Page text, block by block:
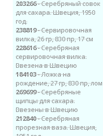
203266- Серебряный совок
для сахара. Швеция, 1950
год.
238819- Сервировочная
вилка, 26 гр, 830 пр, 17 см
228616- Серебряная
сервировочная вилка.
Ввезена в Швецию
184103- Ложка на
рождение, 27 гр, 830 пр, лом
269699- Серебряные
щипцы для сахара.
Ввезены в Швецию
212840- Серебряная
прорезная ваза. Швеция,